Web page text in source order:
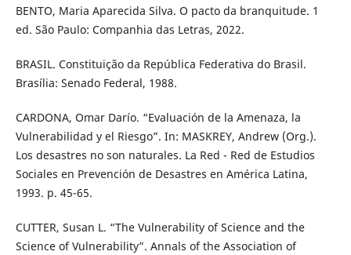
BENTO, Maria Aparecida Silva. O pacto da branquitude. 1
ed. São Paulo: Companhia das Letras, 2022.
BRASIL. Constituição da República Federativa do Brasil.
Brasília: Senado Federal, 1988.
CARDONA, Omar Darío. “Evaluación de la Amenaza, la
Vulnerabilidad y el Riesgo”. In: MASKREY, Andrew (Org.).
Los desastres no son naturales. La Red - Red de Estudios
Sociales en Prevención de Desastres en América Latina,
1993. p. 45-65.
CUTTER, Susan L. “The Vulnerability of Science and the
Science of Vulnerability”. Annals of the Association of